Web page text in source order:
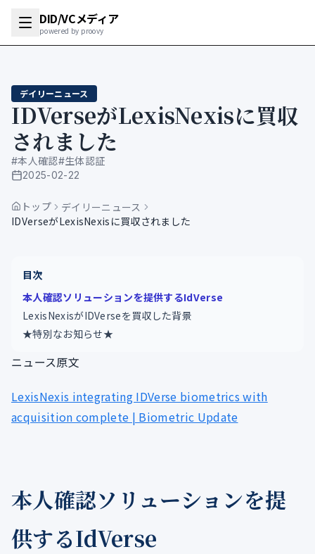
DID/VCメディア
powered by proovy
デイリーニュース
IDVerseがLexisNexisに買収
されました
#本人確認#生体認証
公開日
2025-02-22
トップ
デイリーニュース
IDVerseがLexisNexisに買収されました
目次
本人確認ソリューションを提供するIdVerse
LexisNexisがIDVerseを買収した背景
★特別なお知らせ★
ニュース原文
LexisNexis integrating IDVerse biometrics with
acquisition complete | Biometric Update
本人確認ソリューションを提
供するIdVerse